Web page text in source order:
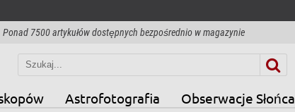
Ponad 7500 artykułów dostępnych bezpośrednio w magazynie
Astrofotografia Obserwacje Słońca